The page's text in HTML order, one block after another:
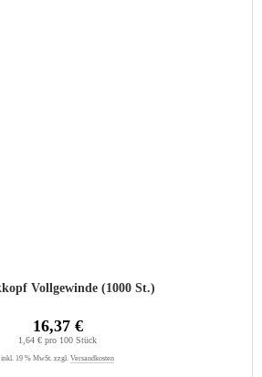
4,0 x 16mm TX20 Senkkopf Vollgewinde (1000 St.)
16,37 €
1,64 € pro 100 Stück
inkl. 19 % MwSt. zzgl. Versandkosten